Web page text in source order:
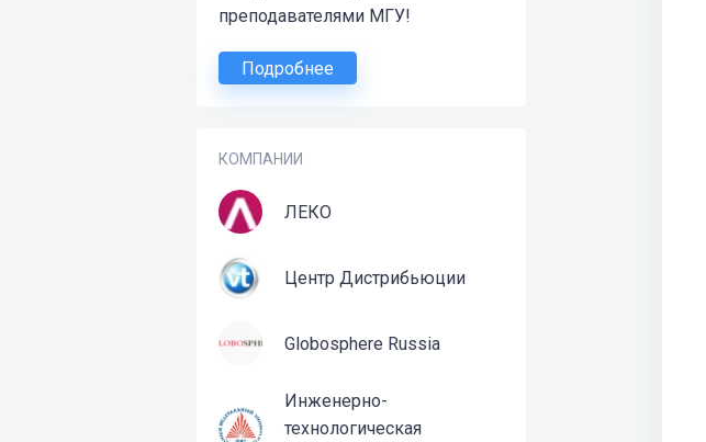
преподавателями МГУ!
Подробнее
КОМПАНИИ
ЛЕКО
Центр Дистрибьюции
Globosphere Russia
Инженерно-
технологическая